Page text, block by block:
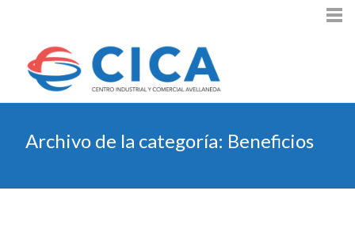
Archivo de la categoría: Beneficios